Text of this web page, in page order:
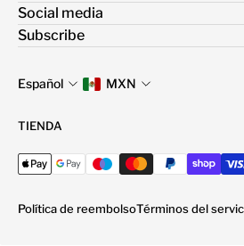
Términos y condiciones
Política de privacidad
Política de devolución
Social media
Síguenos en nuestras redes sociales
Subscribe
Correo electrónico
Español MXN
TIENDA
Política de reembolsoTérminos del